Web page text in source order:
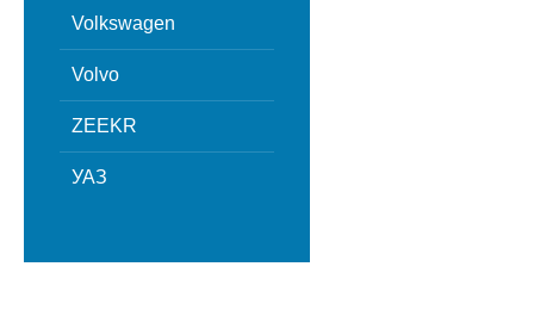
Volkswagen
Volvo
ZEEKR
УАЗ